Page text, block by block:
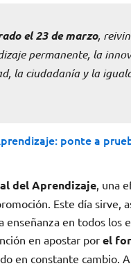
el 23 de marzo,
permanente, la
la ciudadanía y la
ponte a
del Aprendizaje, una
Este día sirve,
en todos los
en apostar porel
en constante cambio.